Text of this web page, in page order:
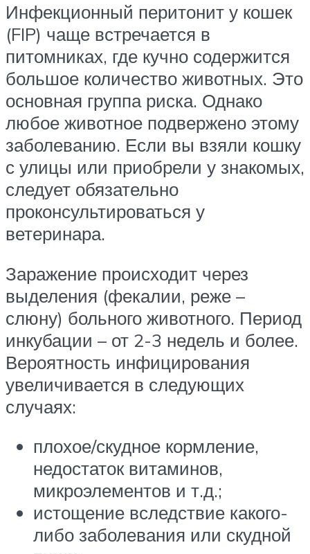
Инфекционный перитонит у кошек
(FIP) чаще встречается в
питомниках, где кучно содержится
большое количество животных. Это
основная группа риска. Однако
любое животное подвержено этому
заболеванию. Если вы взяли кошку
с улицы или приобрели у знакомых,
следует обязательно
проконсультироваться у
ветеринара.
Заражение происходит через
выделения (фекалии, реже –
слюну) больного животного. Период
инкубации – от 2-3 недель и более.
Вероятность инфицирования
увеличивается в следующих
случаях:
плохое/скудное кормление,
недостаток витаминов,
микроэлементов и т.д.;
истощение вследствие какого-
либо заболевания или скудной